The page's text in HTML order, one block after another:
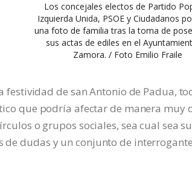
Los concejales electos de Partido
Izquierda Unida, PSOE y Ciudadanos
una foto de familia tras la toma de
sus actas de ediles en el
Zamora. / Foto Emilio Fraile
festividad de san Antonio de Padua,
que podría afectar de manera muy
o grupos sociales, sea cual sea
de dudas y un conjunto de